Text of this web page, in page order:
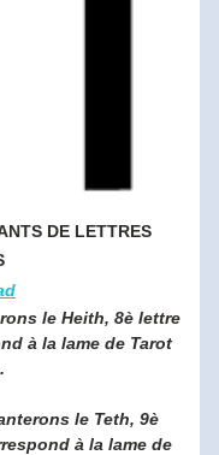
DE LETTRES
le Heith, 8è lettre
à la lame de Tarot
le Teth, 9è
à la lame de